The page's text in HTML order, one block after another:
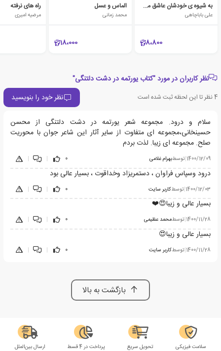
به شیوه ی خودشان عاشق می شوند
علی باباچاهی
8،800
الماس و عسل
محمد زمانی
18،000
راه های نرفته
مرضیه امیری
نظر کاربران در مورد "کتاب یورتمه در دشت دلتنگی"
4 نظر تا این لحظه ثبت شده است نظر خود را بنویسید
سلام و درود. مجموعه شعر یورتمه در دشت دلتنگی از محسن
حسینخانی،مجموعه ای متفاوت از سایر آثار این شاعر جوان با محوریت
صلح. مجموعه ای زیبا. لذت بردم
1400/12/09
|توسطبهرام غلامی 0
|
|
درود وسپاس فراوان ، دستمریزاد وخداقوت ، بسیار عالی بود
1400/12/03
|توسطکاربر سایت 0
|
|
بسیار عالی و زیبا😍❤️
1400/11/28
|توسطمحمد عظیمی 0
|
|
بسیار عالی و زیبا😍
1400/11/28
|توسطکاربر سایت 0
|
|
بازگشت به بالا
سلامت فیزیکی تحویل سریع پرداخت در 4 قسط ارسال بین‌الملل